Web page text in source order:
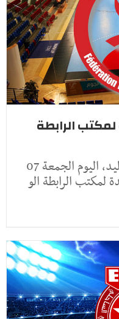
لمكتب الرابطة
أعلنت الجامعة التونسية لكرة اليد، اليوم الجمعة 07